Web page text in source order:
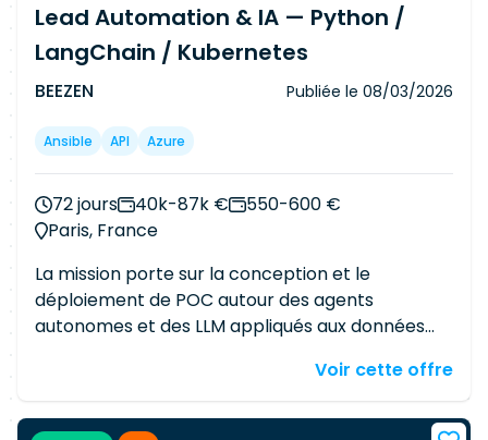
Lead Automation & IA — Python /
LangChain / Kubernetes
BEEZEN Publiée le 08/03/2026
Ansible API Azure
72 jours 40k-87k €
550-600 €
Paris, France
La mission porte sur la conception et le
déploiement de POC autour des agents
autonomes et des LLM appliqués aux données
L'objectif est de fournir des aides intelligentes à
résolution proactive d'incidents, dans une
Voir cette offre